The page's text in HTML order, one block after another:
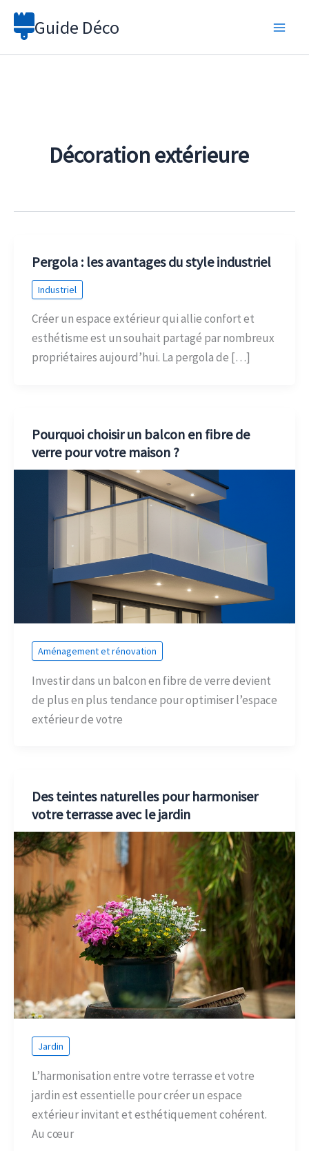
Aller
Guide Déco
Décoration extérieure
Pergola : les avantages du style industriel
Industriel
Créer un espace extérieur qui allie confort et
esthétisme est un souhait partagé par nombreux
propriétaires aujourd’hui. La pergola de […]
Pourquoi choisir un balcon en fibre de
verre pour votre maison ?
Aménagement et rénovation
Investir dans un balcon en fibre de verre devient
de plus en plus tendance pour optimiser l’espace
extérieur de votre
Des teintes naturelles pour harmoniser
votre terrasse avec le jardin
Jardin
L’harmonisation entre votre terrasse et votre
jardin est essentielle pour créer un espace
extérieur invitant et esthétiquement cohérent.
Au cœur